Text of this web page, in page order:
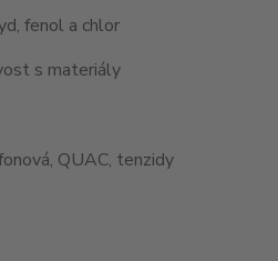
fenol a chlor
s materiály
QUAC, tenzidy